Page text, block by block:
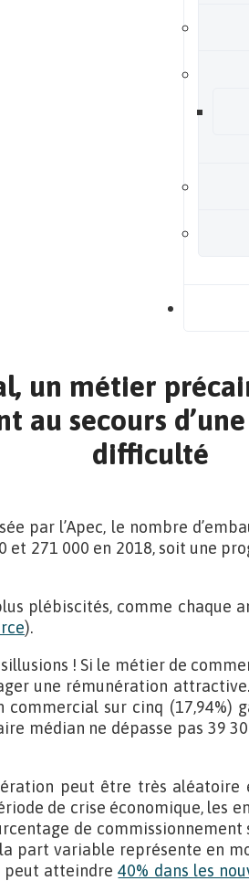
un métier
au secours
difficulté
par l’Apec, le nombre
et 271 000 en 2018, soit une
plébiscités, comme chaque
).
! Si le métier de
une rémunération attractive.
commercial sur cinq (17,94%)
médian ne dépasse pas 39
peut être très aléatoire
de crise économique, les
de commissionnement
part variable représente en
peut atteindre40% dans les